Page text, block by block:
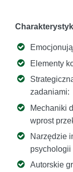
Elementy
zadaniami:
Mechaniki
wprost
Narzędzie
psychologii
Autorskie